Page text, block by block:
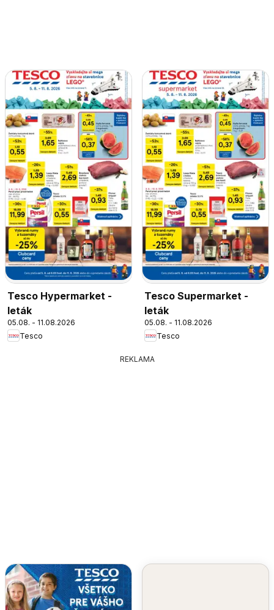
Tesco Hypermarket -
leták
05.08. - 11.08.2026
Tesco
Tesco Supermarket -
leták
05.08. - 11.08.2026
Tesco
REKLAMA